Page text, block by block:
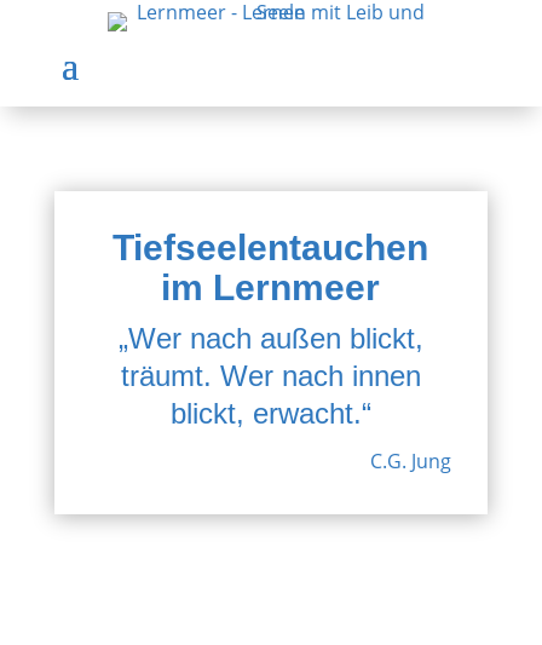
Tiefseelentauchen
im Lernmeer
„Wer nach außen blickt,
träumt. Wer nach innen
blickt, erwacht.“
C.G. Jung